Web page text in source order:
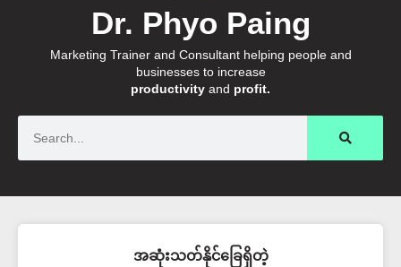
Dr. Phyo Paing
Marketing Trainer and Consultant helping people and
businesses to increase
productivity and profit.
အဆုံးသတ်နိုင်ခြေရှိတဲ့